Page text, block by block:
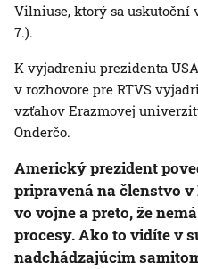
Vilniuse, ktorý sa uskutoční
7.).
K vyjadreniu prezidenta
v rozhovore pre RTVS
vzťahov Erazmovej
Onderčo.
Americkýprezident
pripravená na členstvo v
vo vojne a preto, že
procesy. Ako to vidíte v
nadchádzajúcim